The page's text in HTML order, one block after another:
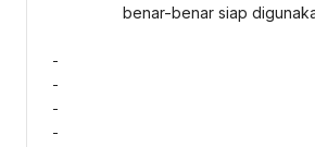
benar-benar siap